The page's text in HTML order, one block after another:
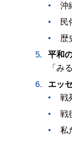
沖
民
歴
平和
「み
エッ
戦
戦
私